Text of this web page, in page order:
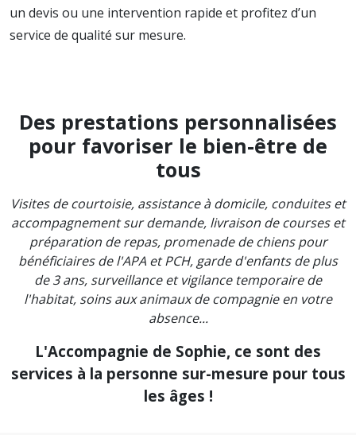
un devis ou une intervention rapide et profitez d’un
service de qualité sur mesure.
Des prestations personnalisées
pour favoriser le bien-être de
tous
Visites de courtoisie, assistance à domicile, conduites et
accompagnement sur demande, livraison de courses et
préparation de repas, promenade de chiens pour
bénéficiaires de l'APA et PCH, garde d'enfants de plus
de 3 ans, surveillance et vigilance temporaire de
l'habitat, soins aux animaux de compagnie en votre
absence...
L'Accompagnie de Sophie, ce sont des
services à la personne sur-mesure pour tous
les âges !